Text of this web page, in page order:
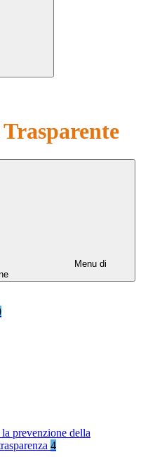
Menu di
prevenzione della
4